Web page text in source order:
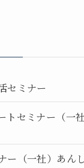
セミナー
トセミナー（一
ー（一社）あん